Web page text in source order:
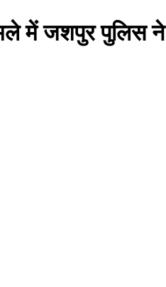
में जशपुर पुलिस ने